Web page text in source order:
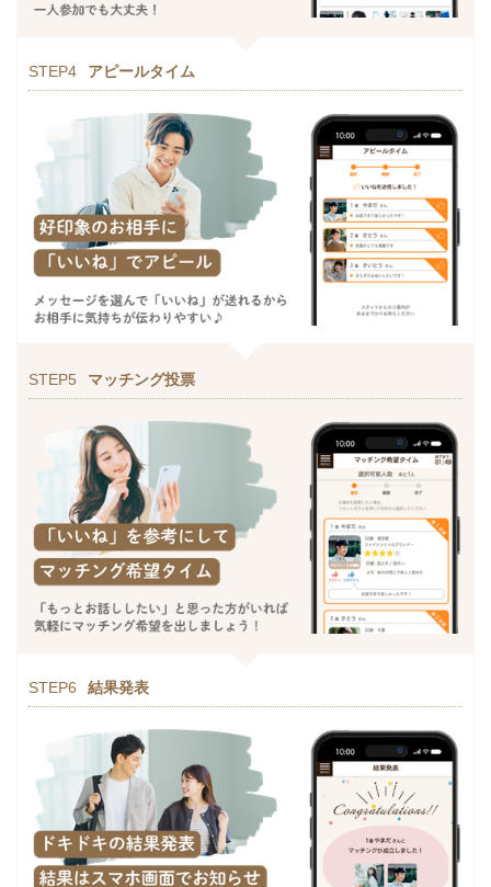
STEP4 アピールタイム
STEP5 マッチング投票
STEP6 結果発表